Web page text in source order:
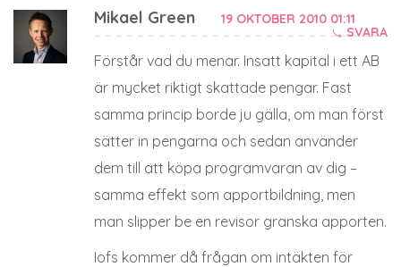
Mikael Green
19 OKTOBER 2010 01:11
SVARA
Förstår vad du menar. Insatt kapital i ett AB
är mycket riktigt skattade pengar. Fast
samma princip borde ju gälla, om man först
sätter in pengarna och sedan använder
dem till att köpa programvaran av dig –
samma effekt som apportbildning, men
man slipper be en revisor granska apporten.
Iofs kommer då frågan om intäkten för